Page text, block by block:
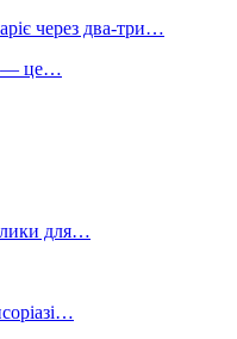
через два-три…
— це…
для…